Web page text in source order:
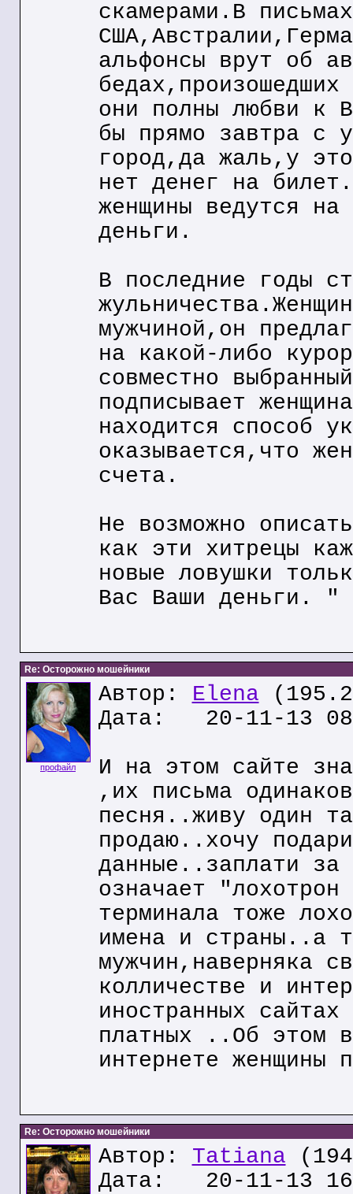
скамерами.В
альфонсы врут об
они полны любви к
бы прямо завтра с
город,да жаль,у
нет денег на
женщины ведутся
деньги.
В последние годы
мужчиной,он
на какой-либо
совместно
подписывает
находится способ
оказывается,что
счета.
Не возможно
как эти хитрецы
новые ловушки
Вас Ваши деньги. "
Re: Осторожно мошейники
профайл
Автор: Elena
Дата: 20-11-13
И на этом сайте
,их письма
песня..живу один
продаю..хочу
данные..заплати за
означает
терминала тоже
имена и страны..а
мужчин,наверняка
колличестве и
иностранных
платных ..Об этом
интернете женщины
Re: Осторожно мошейники
Автор: Tatiana
Дата: 20-11-13